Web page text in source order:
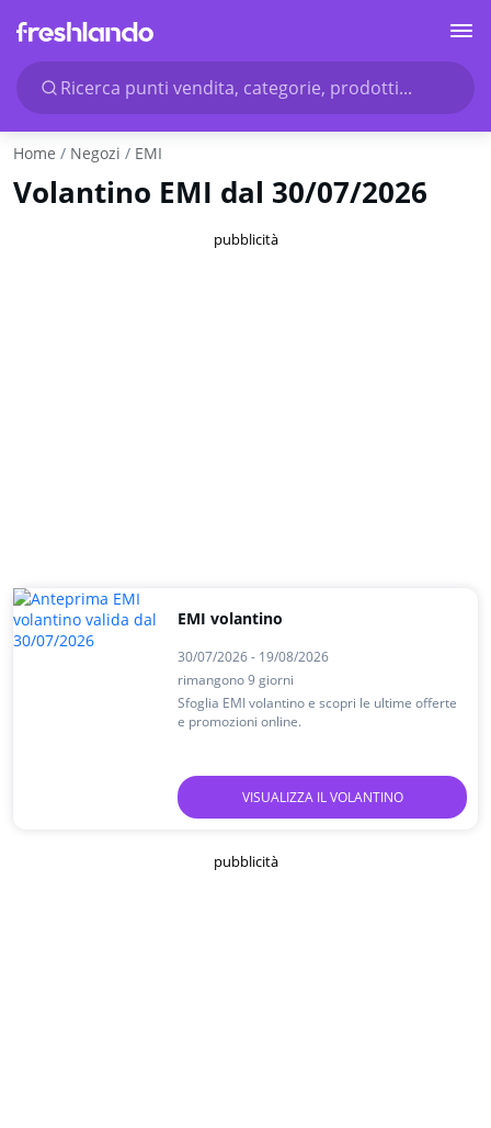
Ricerca punti vendita, categorie, prodotti...
Home Negozi EMI
Volantino EMI dal 30/07/2026
pubblicità
EMI volantino
30/07/2026 - 19/08/2026
rimangono 9 giorni
Sfoglia EMI volantino e scopri le ultime offerte
e promozioni online.
VISUALIZZA IL VOLANTINO
pubblicità